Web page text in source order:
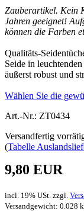
Zauberartikel. Kein
Jahren geeignet!
können die Farben
Qualitäts-
Seide in
äußerst robust und
Wählen Sie die
Art.-Nr.: ZT0434
Versandfertig
(Tabelle
9,80 EUR
incl. 19% USt. zzgl.
Versandgewicht: 0.028